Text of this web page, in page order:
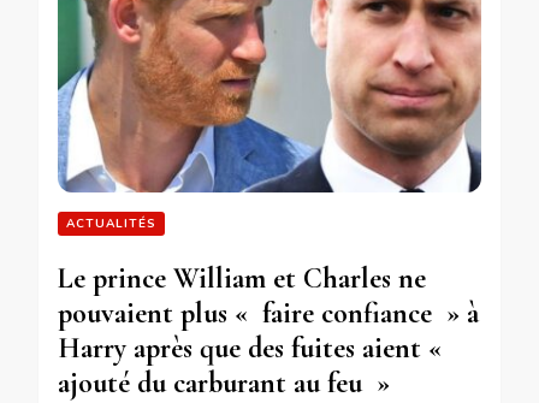
ACTUALITÉS
Le prince William et Charles ne
pouvaient plus « faire confiance » à
Harry après que des fuites aient «
ajouté du carburant au feu »